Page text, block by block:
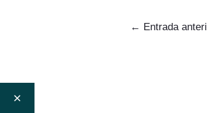
← Entrada